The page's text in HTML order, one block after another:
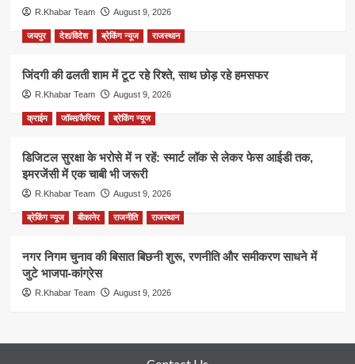
R.Khabar Team August 9, 2026
जयपुर देश/विदेश ब्रेकिंग न्यूज राजस्थान
जिंदगी की ढलती शाम में टूट रहे रिश्ते, साथ छोड़ रहे हमसफर
R.Khabar Team August 9, 2026
क्राईम जॉब्स/कैरियर ब्रेकिंग न्यूज
डिजिटल सुरक्षा के भरोसे में न रहें: स्मार्ट लॉक से लेकर फेस आईडी तक,
इमरजेंसी में एक चाबी भी जरूरी
R.Khabar Team August 9, 2026
ब्रेकिंग न्यूज बीकानेर राजनीति राजस्थान
नगर निगम चुनाव की बिसात बिछनी शुरू, रणनीति और समीकरण साधने में
जुटे भाजपा-कांग्रेस
R.Khabar Team August 9, 2026